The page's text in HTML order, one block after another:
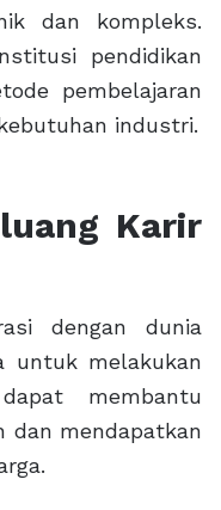
dan kompleks.
pendidikan
pembelajaran
industri.
Karir
dengan dunia
untuk melakukan
membantu
dan mendapatkan